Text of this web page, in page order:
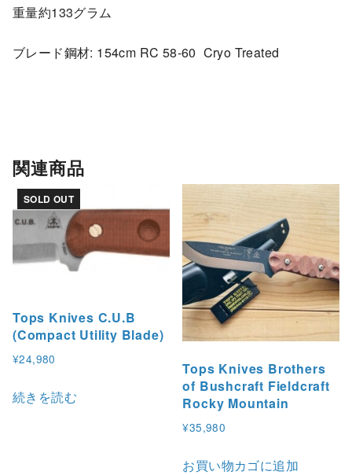
重量約133グラム
ブレード鋼材: 154cm RC 58-60 Cryo Treated
関連商品
SOLD OUT
Tops Knives C.U.B
(Compact Utility Blade)
¥24,980
続きを読む
Tops Knives Brothers
of Bushcraft Fieldcraft
Rocky Mountain
¥35,980
お買い物カゴに追加